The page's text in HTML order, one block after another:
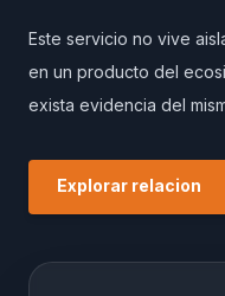
Este servicio no vive
en un producto del
exista evidencia del
Explorar relacion